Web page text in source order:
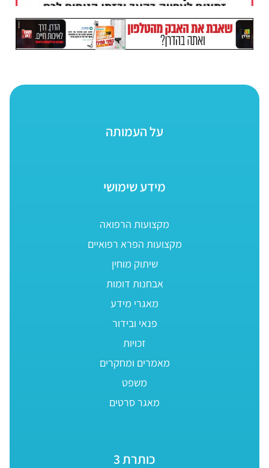
על העמותה
מידע שימושי
מקצועות הרפואה
מקצועות הפרא רפואיים
שיתוק מוחין
אבחנות דומות
מאגרי מידע
פנאי ובידור
זכויות
מאמרים ומחקרים
משפט
מאגר סרטים
כותרת 3